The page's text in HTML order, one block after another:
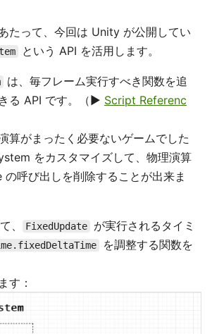
たって、今回は Unity が公開してい
という API を活用します。
は、毎フレーム実行すべき関数を追
る API です。（▶ Script Referenc
算がまったく必要ないゲームでした
をカスタマイズして、物理演算
呼び出しを削除することが出来ま
、 FixedUpdate
が実行されるタイミ
を調整する関数を
す：